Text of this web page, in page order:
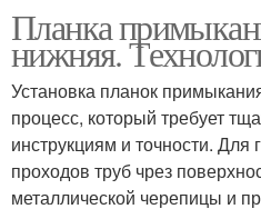
Планка
нижняя.
Установка планок
процесс, который требует
инструкциям и точности. Для
проходов труб чрез
металлической черепицы и